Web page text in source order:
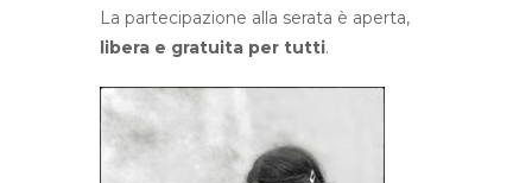
La partecipazione alla serata è aperta,
libera e gratuita per tutti.